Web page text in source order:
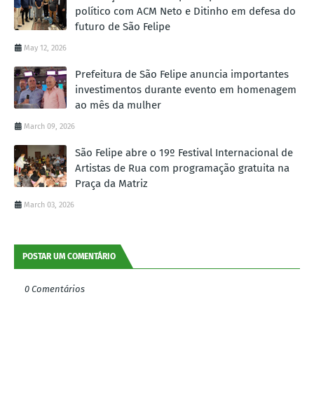
político com ACM Neto e Ditinho em defesa do
futuro de São Felipe
May 12, 2026
Prefeitura de São Felipe anuncia importantes
investimentos durante evento em homenagem
ao mês da mulher
March 09, 2026
São Felipe abre o 19º Festival Internacional de
Artistas de Rua com programação gratuita na
Praça da Matriz
March 03, 2026
POSTAR UM COMENTÁRIO
0 Comentários